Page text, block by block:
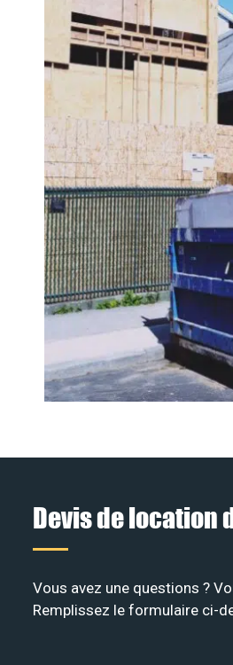
Devis de location
Vous avez une questions ?
Remplissez le formulaire ci-